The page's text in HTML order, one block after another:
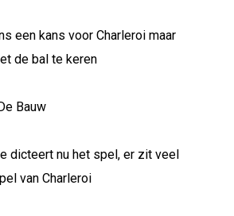
een kans voor Charleroi maar
de bal te keren
Bauw
dicteert nu het spel, er zit veel
van Charleroi